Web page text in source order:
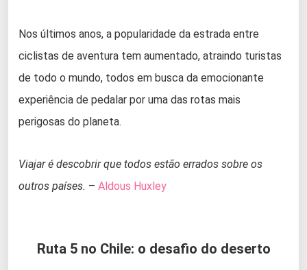
Nos últimos anos, a popularidade da estrada entre
ciclistas de aventura tem aumentado, atraindo turistas
de todo o mundo, todos em busca da emocionante
experiência de pedalar por uma das rotas mais
perigosas do planeta.
Viajar é descobrir que todos estão errados sobre os
outros países. – Aldous Huxley
Ruta 5 no Chile: o desafio do deserto